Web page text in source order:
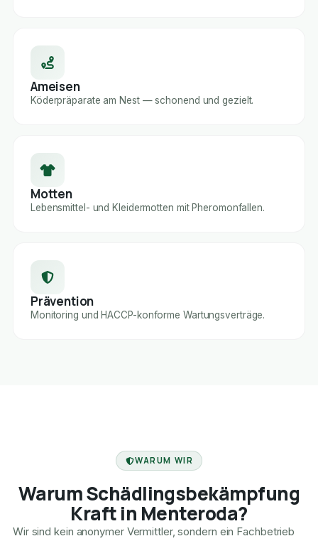
Ameisen
Köderpräparate am Nest — schonend und gezielt.
Motten
Lebensmittel- und Kleidermotten mit Pheromonfallen.
Prävention
Monitoring und HACCP-konforme Wartungsverträge.
WARUM WIR
Warum Schädlingsbekämpfung
Kraft in Menteroda?
Wir sind kein anonymer Vermittler, sondern ein Fachbetrieb